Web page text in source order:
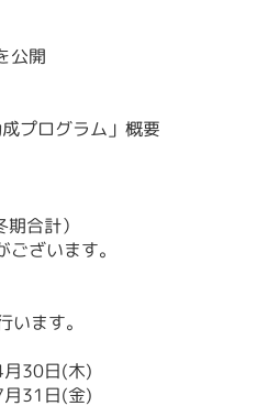
公開
プログラム」概要
合計）
います。
ます。
30日(木)
31日(金)